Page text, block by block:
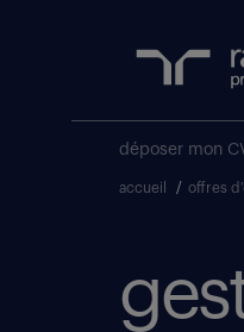
déposer mon
accueil / offres